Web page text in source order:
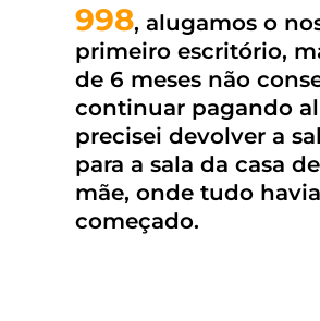
998, alugamos o
primeiro escritório,
de 6 meses não
continuar pagando
precisei devolver a
para a sala da casa
mãe, onde tudo havia
começado.